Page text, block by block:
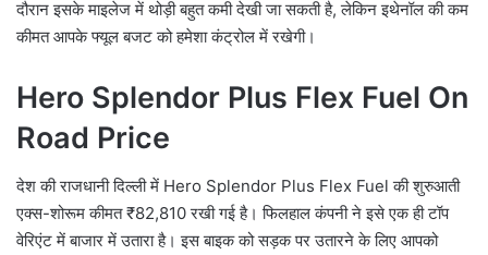
दौरान इसके माइलेज में थोड़ी बहुत कमी देखी जा सकती है, लेकिन इथेनॉल की कम
कीमत आपके फ्यूल बजट को हमेशा कंट्रोल में रखेगी।
Hero Splendor Plus Flex Fuel On
Road Price
देश की राजधानी दिल्ली में Hero Splendor Plus Flex Fuel की शुरुआती
एक्स-शोरूम कीमत ₹82,810 रखी गई है। फिलहाल कंपनी ने इसे एक ही टॉप
वेरिएंट में बाजार में उतारा है। इस बाइक को सड़क पर उतारने के लिए आपको